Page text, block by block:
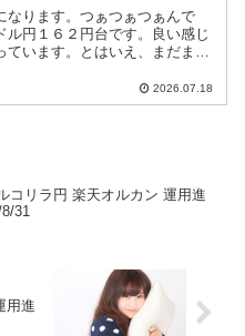
なります。つぁつぁつぁんで
ル円１６２円台です。良い感じ
ています。とはいえ、まだまだ
ル円ショートエントリー手法と
ぁつぁつぁん戦略は【米ドル
2026.07.18
コリラ円 楽天オルカン 運用進
31
用進